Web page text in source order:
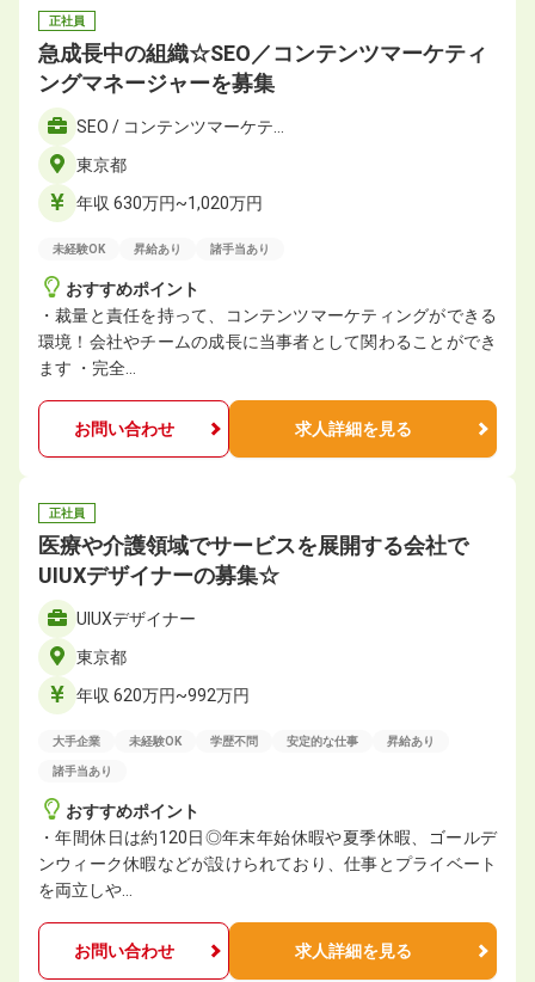
正社員
急成長中の組織☆SEO／コンテンツマーケティ
ングマネージャーを募集
SEO / コンテンツマーケテ…
東京都
年収 630万円~1,020万円
未経験OK 昇給あり 諸手当あり
おすすめポイント
・裁量と責任を持って、コンテンツマーケティングができる
環境！会社やチームの成長に当事者として関わることができ
ます ・完全…
お問い合わせ 求人詳細を見る
正社員
医療や介護領域でサービスを展開する会社で
UIUXデザイナーの募集☆
UIUXデザイナー
東京都
年収 620万円~992万円
大手企業 未経験OK 学歴不問 安定的な仕事 昇給あり
諸手当あり
おすすめポイント
・年間休日は約120日◎年末年始休暇や夏季休暇、ゴールデ
ンウィーク休暇などが設けられており、仕事とプライベート
を両立しや…
お問い合わせ 求人詳細を見る